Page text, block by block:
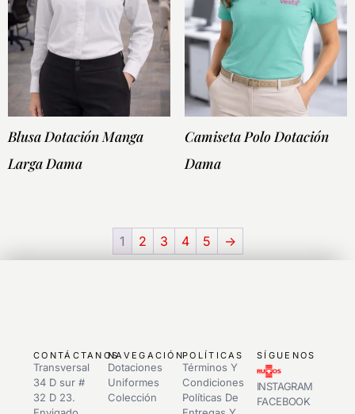
Blusa Dotación Manga
Larga Dama
Camiseta Polo Dotación
Dama
1 2 3 4 5 →
CONTÁCTANOS
Transversal
34 D sur #
32 D 23.
NAVEGACIÓN
Dotaciones
Uniformes
Colección
POLÍTICAS
Términos Y
Condiciones
Políticas De
SÍGUENOS
INSTAGRAM
FACEBOOK